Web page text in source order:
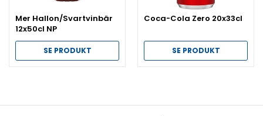
Mer Hallon/Svartvinbär
12x50cl NP
SE PRODUKT
Coca-Cola Zero 20x33cl
SE PRODUKT